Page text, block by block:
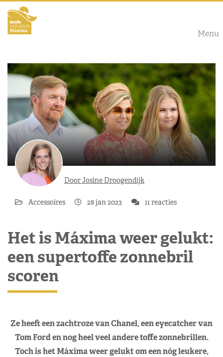
Menu
Door Josine Droogendijk
Accessoires 28 jan 2023 11 reacties
Het is Máxima weer gelukt:
een supertoffe zonnebril
scoren
Ze heeft een zachtroze van Chanel, een eyecatcher van
Tom Ford en nog heel veel andere toffe zonnebrillen.
Toch is het Máxima weer gelukt om een nóg leukere,